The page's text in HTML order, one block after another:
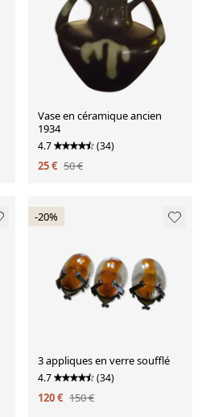
Vase en céramique ancien
1934
4.7 (34)
25 € 50 €
-20%
3 appliques en verre soufflé
4.7 (34)
120 € 150 €